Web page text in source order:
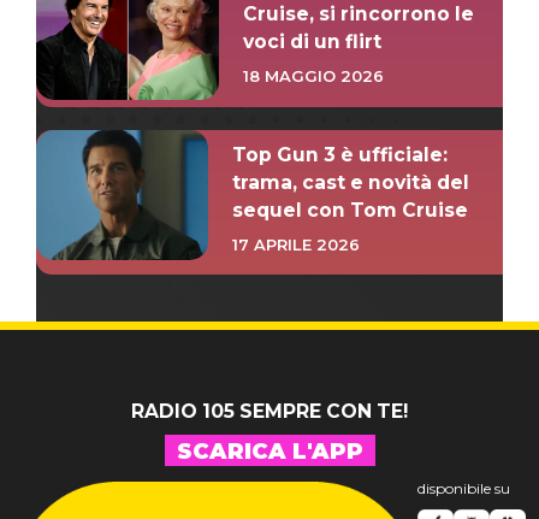
Cruise, si rincorrono le
voci di un flirt
18 MAGGIO 2026
Top Gun 3 è ufficiale:
trama, cast e novità del
sequel con Tom Cruise
17 APRILE 2026
RADIO 105 SEMPRE CON TE!
SCARICA L'APP
disponibile su